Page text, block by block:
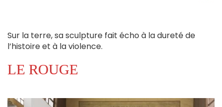
Sur la terre, sa sculpture fait écho à la dureté de
l’histoire et à la violence.
LE ROUGE